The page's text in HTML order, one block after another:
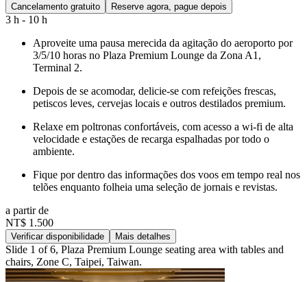
Cancelamento gratuito Reserve agora, pague depois
3 h - 10 h
Aproveite uma pausa merecida da agitação do aeroporto por
3/5/10 horas no Plaza Premium Lounge da Zona A1,
Terminal 2.
Depois de se acomodar, delicie-se com refeições frescas,
petiscos leves, cervejas locais e outros destilados premium.
Relaxe em poltronas confortáveis, com acesso a wi-fi de alta
velocidade e estações de recarga espalhadas por todo o
ambiente.
Fique por dentro das informações dos voos em tempo real nos
telões enquanto folheia uma seleção de jornais e revistas.
a partir de
NT$ 1.500
Verificar disponibilidade Mais detalhes
Slide 1 of 6, Plaza Premium Lounge seating area with tables and
chairs, Zone C, Taipei, Taiwan.